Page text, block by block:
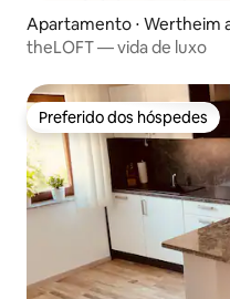
Apartamento ⋅ Wertheim
theLOFT — vida de luxo
Preferido dos hóspedes
Preferido dos hóspedes